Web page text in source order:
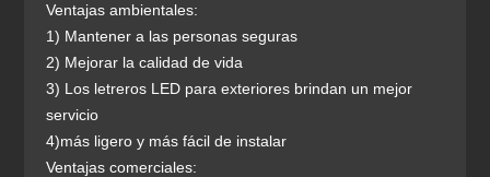
Ventajas ambientales:
1) Mantener a las personas seguras
2) Mejorar la calidad de vida
3) Los letreros LED para exteriores brindan un mejor
servicio
4)más ligero y más fácil de instalar
Ventajas comerciales: